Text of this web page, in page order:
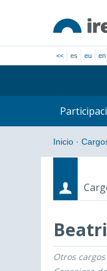
<< es eu en
Inicio ·
Cargos
Otros